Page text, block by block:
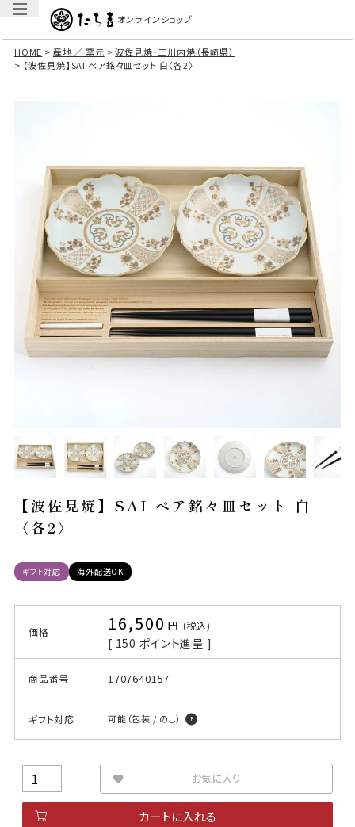
オンラインショップ
HOME 産地 ／ 窯元
波佐見焼・三川内焼（長崎県）
【波佐見焼】SAI ペア銘々皿セット 白〈各2〉
【波佐見焼】SAI ペア銘々皿セット 白
〈各2〉
ギフト対応 海外配送OK
価格 16,500 税込
[ 150 ポイント進呈 ]
商品番号 1707640157
ギフト対応 可能（包装 / のし）
お気に入り
カートに入れる